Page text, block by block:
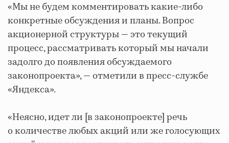
«Мы не будем комментировать какие-либо
конкретные обсуждения и планы. Вопрос
акционерной структуры — это текущий
процесс, рассматривать который мы начали
задолго до появления обсуждаемого
законопроекта», — отметили в пресс-службе
«Яндекса».
«Неясно, идет ли [в законопроекте] речь
о количестве любых акций или же голосующих